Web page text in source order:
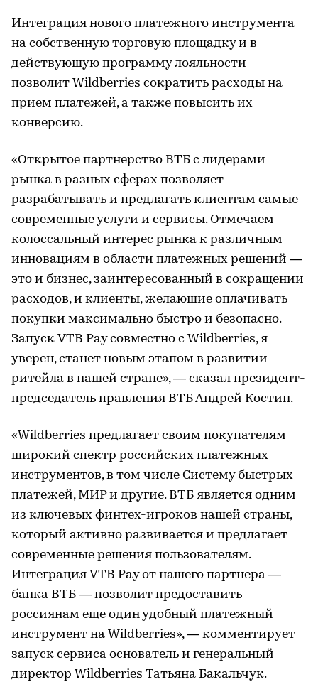
Интеграция нового платежного инструмента
на собственную торговую площадку и в
действующую программу лояльности
позволит Wildberries сократить расходы на
прием платежей, а также повысить их
конверсию.
«Открытое партнерство ВТБ с лидерами
рынка в разных сферах позволяет
разрабатывать и предлагать клиентам самые
современные услуги и сервисы. Отмечаем
колоссальный интерес рынка к различным
инновациям в области платежных решений —
это и бизнес, заинтересованный в сокращении
расходов, и клиенты, желающие оплачивать
покупки максимально быстро и безопасно.
Запуск VTB Pay совместно с Wildberries, я
уверен, станет новым этапом в развитии
ритейла в нашей стране», — сказал президент-
председатель правления ВТБ Андрей Костин.
«Wildberries предлагает своим покупателям
широкий спектр российских платежных
инструментов, в том числе Систему быстрых
платежей, МИР и другие. ВТБ является одним
из ключевых финтех-игроков нашей страны,
который активно развивается и предлагает
современные решения пользователям.
Интеграция VTB Pay от нашего партнера —
банка ВТБ — позволит предоставить
россиянам еще один удобный платежный
инструмент на Wildberries», — комментирует
запуск сервиса основатель и генеральный
директор Wildberries Татьяна Бакальчук.